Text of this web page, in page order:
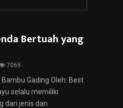
Bertuah yang
7065
Bambu Gading Oleh: Best
selalu memiliki
dari jenis dan